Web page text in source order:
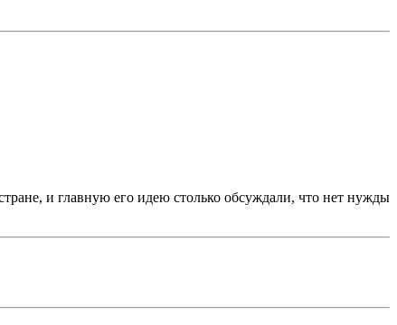
и главную его идею столько обсуждали, что нет нужды